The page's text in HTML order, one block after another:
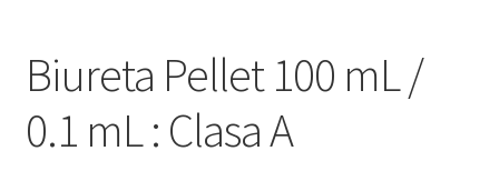
Biureta Pellet 100 mL /
0.1 mL : Clasa A